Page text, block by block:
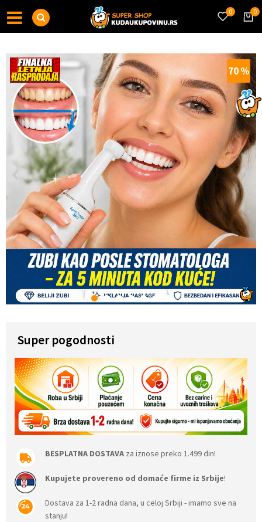
0
0
1 2 3 4 5 6 7
70%
Super pogodnosti
BESPLATNA DOSTAVA za iznose preko 1.499 din!
Kupujete provereno od domaće firme iz Srbije!
Dostava za 1-2 radna dana, u celoj Srbiji - imamo sve na
stanju!